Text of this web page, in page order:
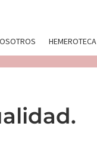
HEMEROTECA